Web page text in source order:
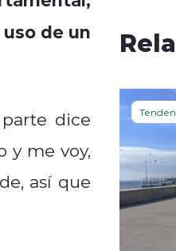
de un
dice
y me voy,
así que